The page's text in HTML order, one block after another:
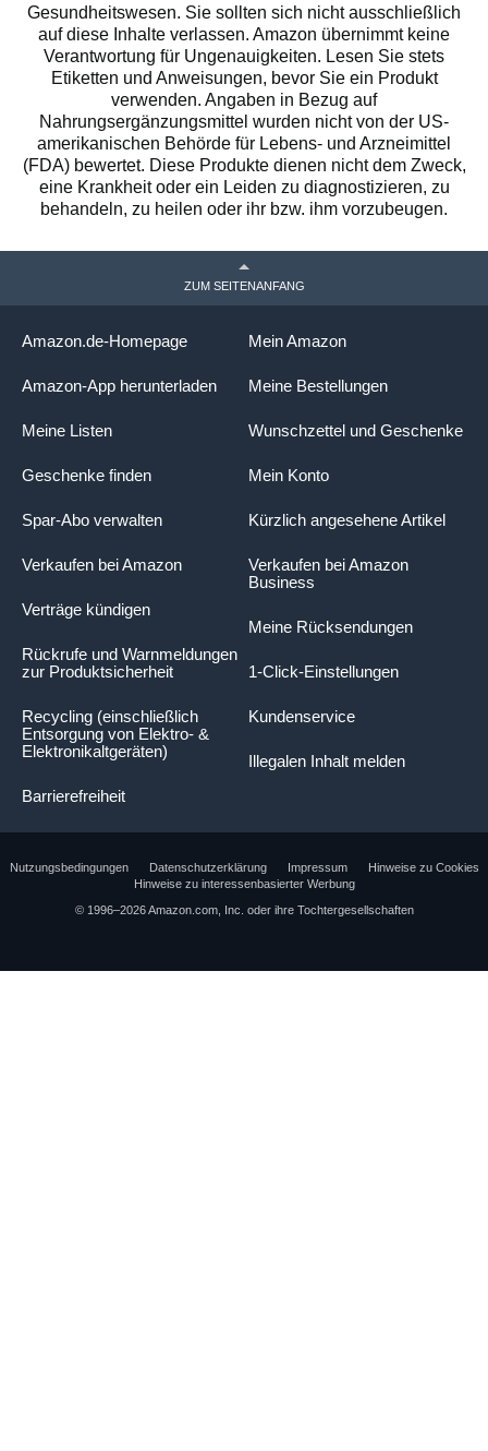
Gesundheitswesen. Sie sollten sich nicht ausschließlich
auf diese Inhalte verlassen. Amazon übernimmt keine
Verantwortung für Ungenauigkeiten. Lesen Sie stets
Etiketten und Anweisungen, bevor Sie ein Produkt
verwenden. Angaben in Bezug auf
Nahrungsergänzungsmittel wurden nicht von der US-
amerikanischen Behörde für Lebens- und Arzneimittel
(FDA) bewertet. Diese Produkte dienen nicht dem Zweck,
eine Krankheit oder ein Leiden zu diagnostizieren, zu
behandeln, zu heilen oder ihr bzw. ihm vorzubeugen.
ZUM SEITENANFANG
Mein Amazon
Meine Bestellungen
Wunschzettel und Geschenke
Mein Konto
Kürzlich angesehene Artikel
Verkaufen bei Amazon
Business
Meine Rücksendungen
1-Click-Einstellungen
Kundenservice
Illegalen Inhalt melden
Amazon.de-Homepage
Amazon-App herunterladen
Meine Listen
Geschenke finden
Spar-Abo verwalten
Verkaufen bei Amazon
Verträge kündigen
Rückrufe und Warnmeldungen
zur Produktsicherheit
Recycling (einschließlich
Entsorgung von Elektro- &
Elektronikaltgeräten)
Barrierefreiheit
Nutzungsbedingungen Datenschutzerklärung Impressum
Hinweise zu Cookies
Hinweise zu interessenbasierter Werbung
© 1996–2026 Amazon.com, Inc. oder ihre Tochtergesellschaften